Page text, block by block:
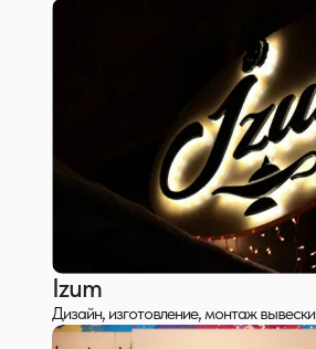
Izum
Дизайн, изготовление, монтаж вывески